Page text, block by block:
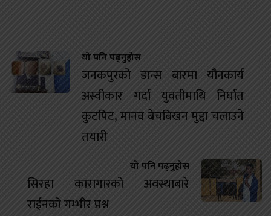
यो पनि पढ्नुहोस
जनकपुरको डान्स बारमा यौनकार्य
अस्वीकार गर्दा युवतीमाथि निर्घात
कुटपिट, मानव बेचबिखन मुद्दा चलाउने
तयारी
यो पनि पढ्नुहोस
सिरहा कारागारको अवस्थाबारे
राईनको गम्भीर प्रश्न